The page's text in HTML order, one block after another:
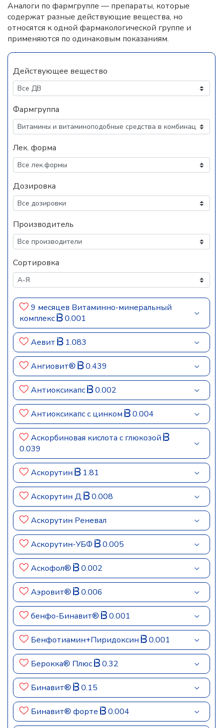
Аналоги по фармгруппе — препараты, которые
содержат разные действующие вещества, но
относятся к одной фармакологической группе и
применяются по одинаковым показаниям.
Действующее вещество
Фармгруппа
Лек. форма
Дозировка
Производитель
Сортировка
9 месяцев Витаминно-минеральный
комплекс
0.001
Аевит 1.083
Ангиовит® 0.439
Антиоксикапс 0.002
Антиоксикапс с цинком 0.004
Аскорбиновая кислота с глюкозой
0.039
Аскорутин 1.81
Аскорутин Д 0.008
Аскорутин Реневал
Аскорутин-УБФ 0.005
Аскофол® 0.002
Аэровит® 0.006
бенфо-Бинавит® 0.001
Бенфотиамин+Пиридоксин 0.001
Берокка® Плюс 0.32
Бинавит® 0.15
Бинавит® форте 0.004